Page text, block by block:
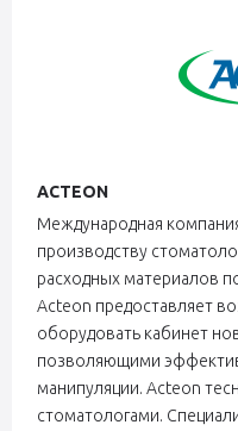
ACTEON
Международная
производству
расходных материалов
Аctеon предоставляет
оборудовать кабинет
позволяющими
манипуляции. Аctеon
стоматологами.